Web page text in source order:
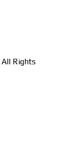
All Rights